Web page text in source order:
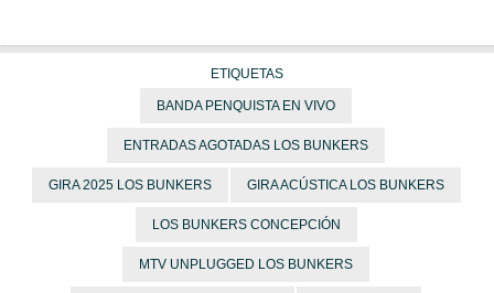
ETIQUETAS
BANDA PENQUISTA EN VIVO
ENTRADAS AGOTADAS LOS BUNKERS
GIRA 2025 LOS BUNKERS GIRA ACÚSTICA LOS BUNKERS
LOS BUNKERS CONCEPCIÓN
MTV UNPLUGGED LOS BUNKERS